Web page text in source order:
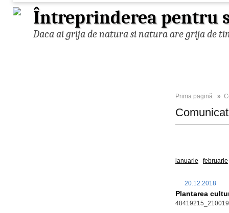
Întreprinderea pentru
Daca ai grija de natura si natura are grija de
Prima pagină »
ianuarie februarie
20.12.2018
Plantarea